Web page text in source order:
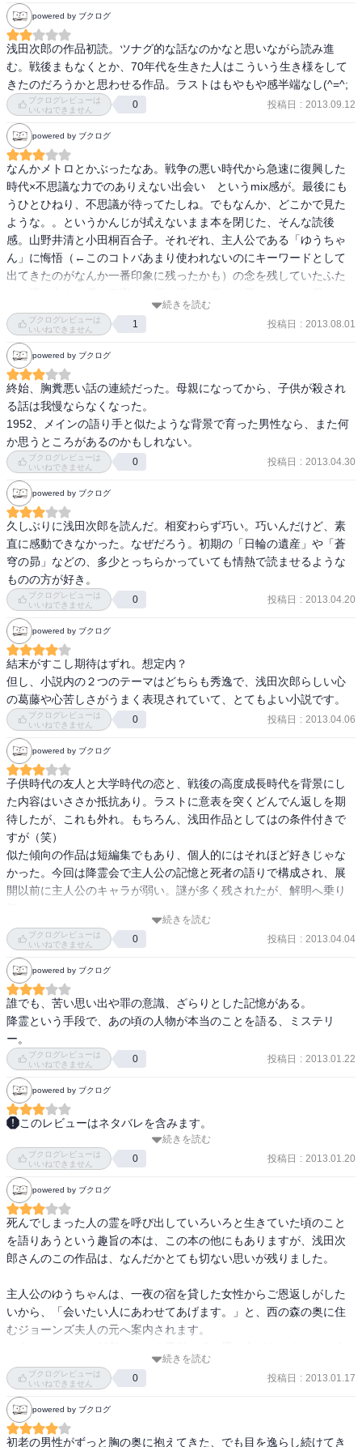
な悲劇が生まれるのか、読者それぞれの答えを考えさせてくれると
ころはさすがでした。
それにしても梓とジョーンズさん達は、一体なんだったのか。もの
すごく気になる。
powered by ブクログ
浅田次郎の作品初読。ツナグ的な話なのかなと思いながら読み進
む。戦後まもなくとか、70年代を生きた人はこういう生き様をして
きたのだろうかと思わせる作品。ラストはもやもや感半端なし(^=^;
ブクログレビューは
いいねできません
0 投稿日 : 2013.09.12
powered by ブクログ
なんかメトロとかぶったなあ。戦争の悪い時代から急速に復興した
時代×不思議な力でのありえない出会い　というmix感が。最後にも
うひとひねり、不思議が待ってたしね。でもなんか、どこかで見た
ような。。というかんじが拭えないまま本を閉じた、そんな読後
感。山野井清と小田桐百合子。それぞれ、主人公である「ゆうちゃ
ん」に悔悟（←このコトバあまり使われないのにキーワードとして
出てきたのがなんか一番印象に残ったかも）の念を残していたふた
解くというような内容。私ならだれを呼ぶかなあ。もういちど話し
てみたいひとはいくらもいるけど、でも、やっぱ怖いかな。まあな
んにせよ浅田さんらしい1冊。家族、恋愛、社会、霊魂、いろんな角
度の切り口がとれるから、夏の読書感想文なんかも、書きやすい1冊
かも。
続きを読む
ブクログレビューは
いいねできません
1 投稿日 : 2013.08.01
powered by ブクログ
終始、胸糞悪い話の連続だった。母親になってから、子供が殺され
る話は我慢ならなくなった。
1952、メインの語り手と似たような背景で育った男性なら、また何
か思うところがあるのかもしれない。
ブクログレビューは
いいねできません
0 投稿日 : 2013.04.30
powered by ブクログ
久しぶりに浅田次郎を読んだ。相変わらず巧い。巧いんだけど、素
直に感動できなかった。なぜだろう。初期の「日輪の遺産」や「蒼
穹の昴」などの、多少とっちらかっていても情熱で読ませるような
ものの方が好き。
ブクログレビューは
いいねできません
0 投稿日 : 2013.04.20
powered by ブクログ
結末がすこし期待はずれ。想定内？
但し、小説内の２つのテーマはどちらも秀逸で、浅田次郎らしい心
の葛藤や心苦しさがうまく表現されていて、とてもよい小説です。
ブクログレビューは
いいねできません
0 投稿日 : 2013.04.06
powered by ブクログ
子供時代の友人と大学時代の恋と、戦後の高度成長時代を背景にし
た内容はいささか抵抗あり。ラストに意表を突くどんでん返しを期
待したが、これも外れ。もちろん、浅田作品としてはの条件付きで
すが（笑）
似た傾向の作品は短編集でもあり、個人的にはそれほど好きじゃな
かった。今回は降霊会で主人公の記憶と死者の語りで構成され、展
開以前に主人公のキャラが弱い。謎が多く残されたが、解明へ乗り
続きを読む
ブクログレビューは
いいねできません
0 投稿日 : 2013.04.04
powered by ブクログ
誰でも、苦い思い出や罪の意識、ざらりとした記憶がある。
降霊という手段で、あの頃の人物が本当のことを語る、ミステリ
ー。
ブクログレビューは
いいねできません
0 投稿日 : 2013.01.22
powered by ブクログ
このレビューはネタバレを含みます。
降霊会を通して戦後復興と高度成長期を描くホラー？小説。
ストーリーテラーの浅田さんだけに、チープなホラーものでもな
く、俯瞰的な時代小説でもなく、その時代の息吹を感じさせてくれ
ます。
戦後復興期、高度成長期に少年、青年時代を過ごした主人公がその
時代に残したと意識する罪について、死者たちに語らせる構成はさ
すがです。
ました。
最後のオチはすごく意味深なような気がしますが、具体的に説明で
きないの自分の力不足が残念です。
続きを読む
ブクログレビューは
いいねできません
0 投稿日 : 2013.01.20
powered by ブクログ
死んでしまった人の霊を呼び出していろいろと生きていた頃のこと
を語りあうという趣旨の本は、この本の他にもありますが、浅田次
郎さんのこの作品は、なんだかとても切ない思いが残りました。
主人公のゆうちゃんは、一夜の宿を貸した女性からご恩返しがした
いから、「会いたい人にあわせてあげます。」と、西の森の奥に住
むジョーンズ夫人の元へ案内されます。
学三年生の1学期に転校してきたキヨという男の子。自宅が近いとあ
って登下校をするようになりますが、その家庭は不思議でいわくあ
りげな家庭でした。。あまりかまうな。という家族の意見もあり、
ゆうちゃんは1学期の終わりごろには、キヨから離れるようになって
いました。夏休みの初めにキヨは交通事故死します。でもそこには
続きを読む
ブクログレビューは
いいねできません
0 投稿日 : 2013.01.17
powered by ブクログ
初老の男性がずっと胸の奥に抱えてきた、でも目を逸らし続けてき